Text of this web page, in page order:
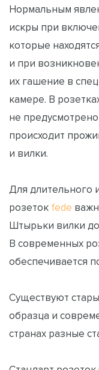
Нормальным
искры при
которые
и при
их гашение в
камере. В
не
происходит
и вилки.
Для длительного
розеток fede
Штырьки вилки
В современных
обеспечивается
Существуют
образца и
странах разные